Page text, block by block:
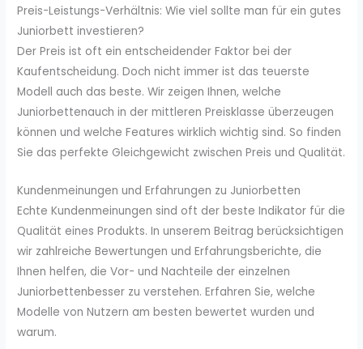
Preis-Leistungs-Verhältnis: Wie viel sollte man für ein gutes
Juniorbett investieren?
Der Preis ist oft ein entscheidender Faktor bei der
Kaufentscheidung. Doch nicht immer ist das teuerste
Modell auch das beste. Wir zeigen Ihnen, welche
Juniorbettenauch in der mittleren Preisklasse überzeugen
können und welche Features wirklich wichtig sind. So finden
Sie das perfekte Gleichgewicht zwischen Preis und Qualität.
Kundenmeinungen und Erfahrungen zu Juniorbetten
Echte Kundenmeinungen sind oft der beste Indikator für die
Qualität eines Produkts. In unserem Beitrag berücksichtigen
wir zahlreiche Bewertungen und Erfahrungsberichte, die
Ihnen helfen, die Vor- und Nachteile der einzelnen
Juniorbettenbesser zu verstehen. Erfahren Sie, welche
Modelle von Nutzern am besten bewertet wurden und
warum.